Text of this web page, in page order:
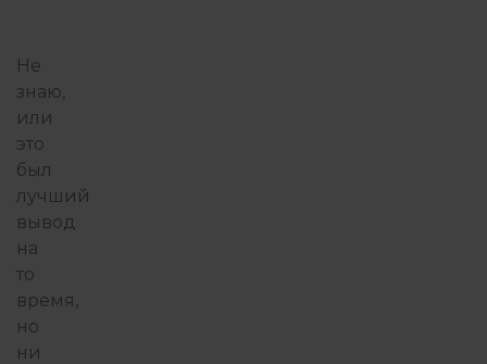
Не
знаю,
или
это
был
лучший
вывод
на
то
время,
но
ни